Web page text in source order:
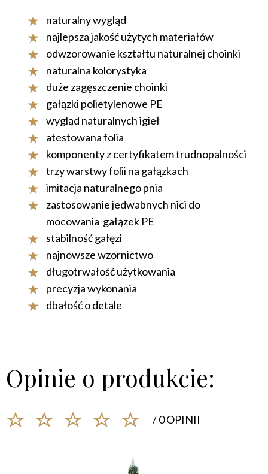
naturalny wygląd
najlepsza jakość użytych materiałów
odwzorowanie kształtu naturalnej choinki
naturalna kolorystyka
duże zagęszczenie choinki
gałązki polietylenowe PE
wygląd naturalnych igieł
atestowana folia
komponenty z certyfikatem trudnopalności
trzy warstwy folii na gałązkach
imitacja naturalnego pnia
zastosowanie jedwabnych nici do
mocowania gałązek PE
stabilność gałęzi
najnowsze wzornictwo
długotrwałość użytkowania
precyzja wykonania
dbałość o detale
Opinie o produkcie:
/ 0 OPINII